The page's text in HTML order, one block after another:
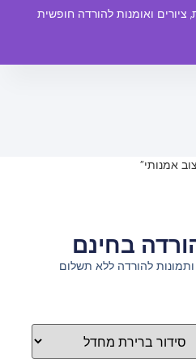
ואומנות להורדה חופשית
אמנותי”
בחינם
ותמונות להורדה ללא תשלום